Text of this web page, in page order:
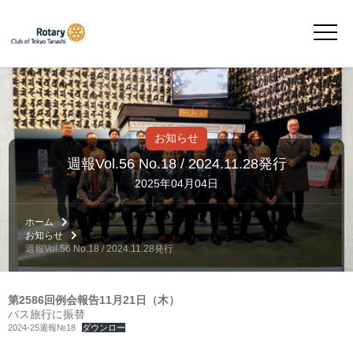
週報Vol.56 No.18 / 2024.11.28発行
お知らせ
2025年04月04日
ホーム
お知らせ
週報Vol.56 No.18 / 2024.11.28発行
第2586回例会報告11月21日（木）
バス旅行に振替
2024-25週報№18 ダウンロー